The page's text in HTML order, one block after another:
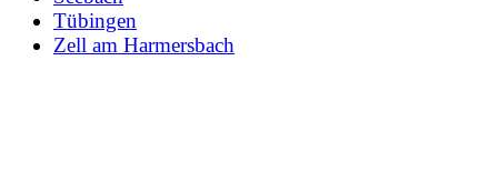
Tübingen
Zell am Harmersbach